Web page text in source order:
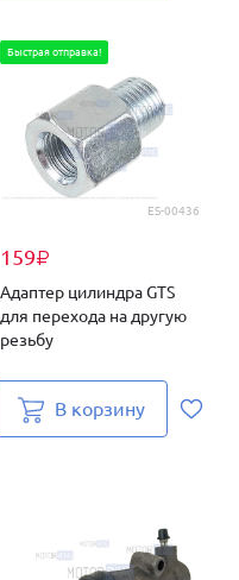
ES-00436
159₽
Быстрая отправка!
Адаптер цилиндра GTS
для перехода на другую
резьбу
В корзину